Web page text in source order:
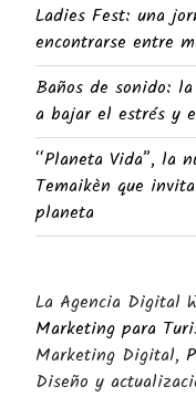
Ladies Fest: una
encontrarse entre
Baños de sonido:
a bajar el estrés y
“Planeta Vida”, la
Temaikèn que
planeta
La Agencia Digital
Marketing para
Marketing Digital,
Diseño y